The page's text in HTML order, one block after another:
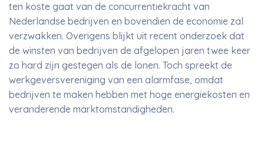
ten koste gaat van de concurrentiekracht van
Nederlandse bedrijven en bovendien de economie zal
verzwakken. Overigens blijkt uit recent onderzoek dat
de winsten van bedrijven de afgelopen jaren twee keer
zo hard zijn gestegen als de lonen. Toch spreekt de
werkgeversvereniging van een alarmfase, omdat
bedrijven te maken hebben met hoge energiekosten en
veranderende marktomstandigheden.